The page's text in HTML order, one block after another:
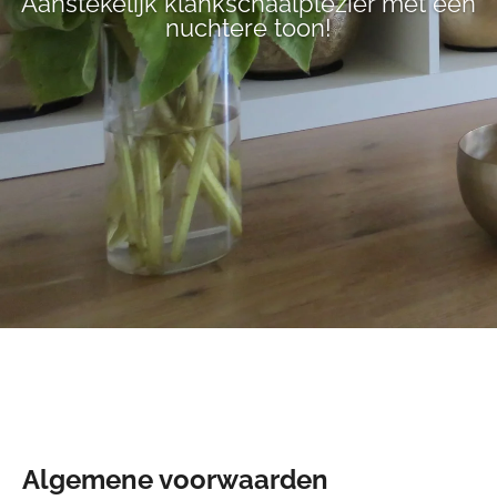
nuchtere toon!
Algemene voorwaarden